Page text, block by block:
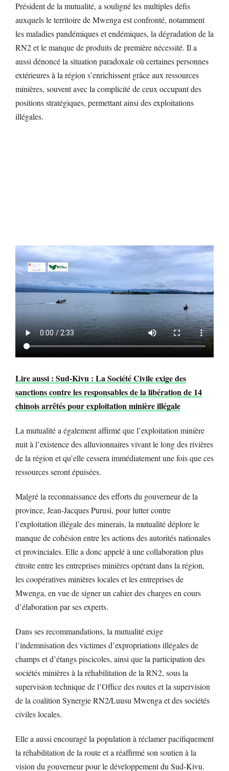
Président de la mutualité, a souligné les multiples défis
auxquels le territoire de Mwenga est confronté, notamment
les maladies pandémiques et endémiques, la dégradation de la
RN2 et le manque de produits de première nécessité. Il a
aussi dénoncé la situation paradoxale où certaines personnes
extérieures à la région s’enrichissent grâce aux ressources
minières, souvent avec la complicité de ceux occupant des
positions stratégiques, permettant ainsi des exploitations
illégales.
Lire aussi : Sud-Kivu : La Société Civile exige des
sanctions contre les responsables de la libération de 14
chinois arrêtés pour exploitation minière illégale
La mutualité a également affirmé que l’exploitation minière
nuit à l’existence des alluvionnaires vivant le long des rivières
de la région et qu’elle cessera immédiatement une fois que ces
ressources seront épuisées.
Malgré la reconnaissance des efforts du gouverneur de la
province, Jean-Jacques Purusi, pour lutter contre
l’exploitation illégale des minerais, la mutualité déplore le
manque de cohésion entre les actions des autorités nationales
et provinciales. Elle a donc appelé à une collaboration plus
étroite entre les entreprises minières opérant dans la région,
les coopératives minières locales et les entreprises de
Mwenga, en vue de signer un cahier des charges en cours
d’élaboration par ses experts.
Dans ses recommandations, la mutualité exige
l’indemnisation des victimes d’expropriations illégales de
champs et d’étangs piscicoles, ainsi que la participation des
sociétés minières à la réhabilitation de la RN2, sous la
supervision technique de l’Office des routes et la supervision
de la coalition Synergie RN2/Luusu Mwenga et des sociétés
civiles locales.
Elle a aussi encouragé la population à réclamer pacifiquement
la réhabilitation de la route et a réaffirmé son soutien à la
vision du gouverneur pour le développement du Sud-Kivu.